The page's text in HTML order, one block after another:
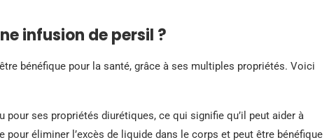
infusion de persil ?
bénéfique pour la santé, grâce à ses multiples propriétés. Voici
pour ses propriétés diurétiques, ce qui signifie qu’il peut aider à
pour éliminer l’excès de liquide dans le corps et peut être bénéfique